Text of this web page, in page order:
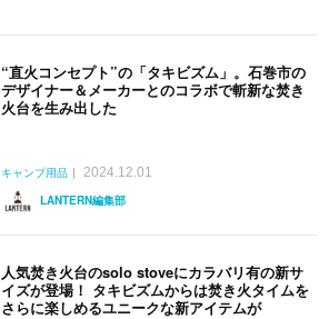
“直火コンセプト”の「タキビズム」。石巻市の
デザイナー＆メーカーとのコラボで斬新な焚き
火台を生み出した
キャンプ用品
2024.12.01
LANTERN編集部
人気焚き火台のsolo stoveにカラバリ有の新サ
イズが登場！ タキビズムからは焚き火タイムを
さらに楽しめるユニークな新アイテムが